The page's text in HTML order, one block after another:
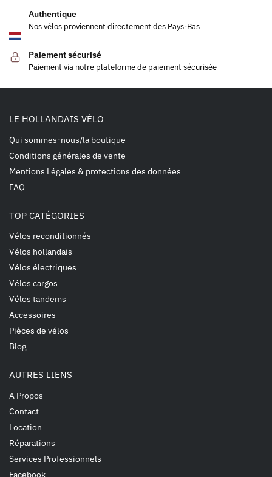
Authentique
Nos vélos proviennent directement des Pays-Bas
Paiement sécurisé
Paiement via notre plateforme de paiement sécurisée
LE HOLLANDAIS VÉLO
Qui sommes-nous/la boutique
Conditions générales de vente
Mentions Légales & protections des données
FAQ
TOP CATÉGORIES
Vélos reconditionnés
Vélos hollandais
Vélos électriques
Vélos cargos
Vélos tandems
Accessoires
Pièces de vélos
Blog
AUTRES LIENS
A Propos
Contact
Location
Réparations
Services Professionnels
Facebook